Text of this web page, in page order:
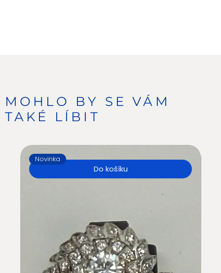
Do košíku
Novinka
MOHLO BY SE VÁM
TAKÉ LÍBIT